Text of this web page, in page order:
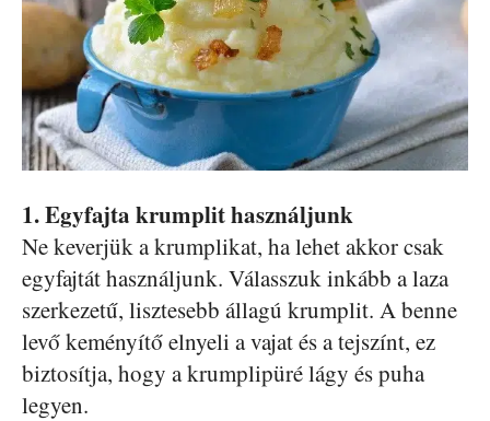
1. Egyfajta krumplit használjunk
Ne keverjük a krumplikat, ha lehet akkor csak
egyfajtát használjunk. Válasszuk inkább a laza
szerkezetű, lisztesebb állagú krumplit. A benne
levő keményítő elnyeli a vajat és a tejszínt, ez
biztosítja, hogy a krumplipüré lágy és puha
legyen.